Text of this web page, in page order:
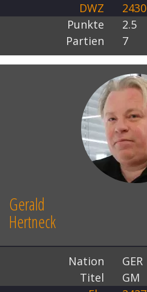
DWZ
2430
Punkte
2.5
Partien
7
Gerald
Hertneck
Nation
GER
Titel
GM